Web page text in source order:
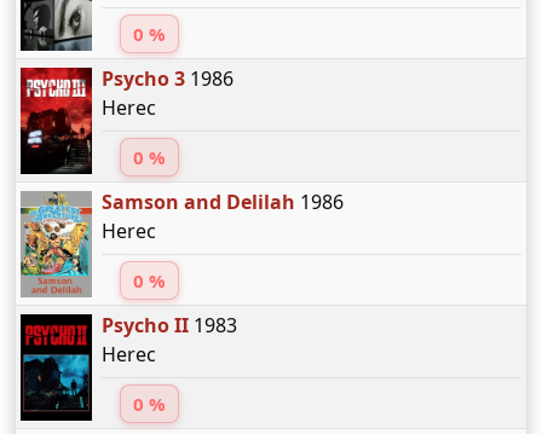
0 %
Psycho 31986
Herec
0 %
Samson and Delilah 1986
Herec
0 %
Psycho II1983
Herec
0 %